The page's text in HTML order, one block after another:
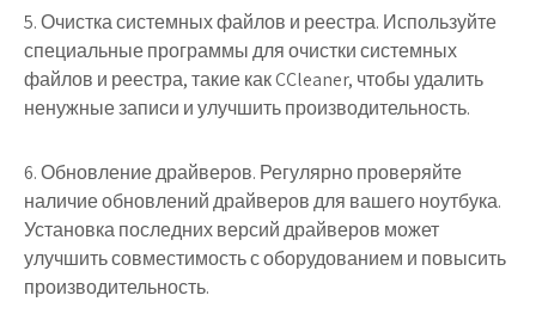
5. Очистка системных файлов и реестра. Используйте
специальные программы для очистки системных
файлов и реестра, такие как CCleaner, чтобы удалить
ненужные записи и улучшить производительность.
6. Обновление драйверов. Регулярно проверяйте
наличие обновлений драйверов для вашего ноутбука.
Установка последних версий драйверов может
улучшить совместимость с оборудованием и повысить
производительность.